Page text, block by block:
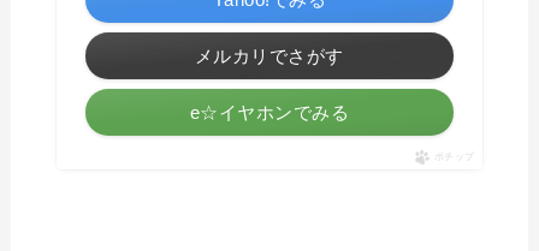
メルカリでさがす
e☆イヤホンでみる
ポチップ